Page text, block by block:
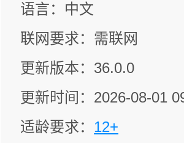
语言：中文
联网要求：需联网
更新版本：36.0.0
更新时间：2026-08-01
适龄要求： 12+